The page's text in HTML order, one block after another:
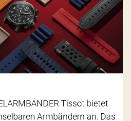
Tissot bietet
Armbändern an. Das